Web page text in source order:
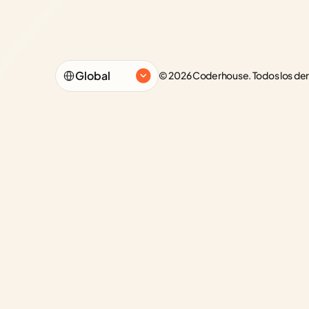
Select Language
Global © 2026 Coderhouse. Todos los